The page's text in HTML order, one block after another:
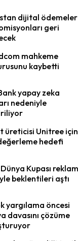
dijital ödemeler
geri
mahkeme
kaybetti
yapay zeka
nedeniyle
üreticisi Unitree için
hedefi
Kupası reklam
beklentileri aştı
yargılama öncesi
davasını çözüme